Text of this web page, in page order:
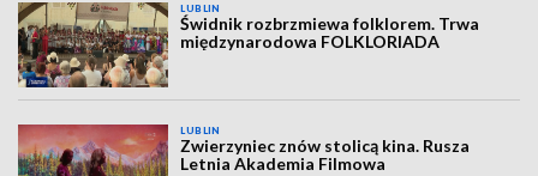
LUBLIN
Świdnik rozbrzmiewa folklorem. Trwa
międzynarodowa FOLKLORIADA
LUBLIN
Zwierzyniec znów stolicą kina. Rusza
Letnia Akademia Filmowa